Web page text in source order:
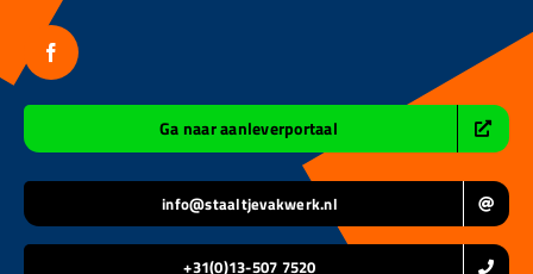
inhoud
Ga naar aanleverportaal
info@staaltjevakwerk.nl
+31(0)13-507 7520